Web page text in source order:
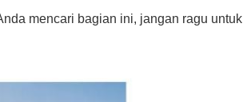
mencari bagian ini, jangan ragu untuk